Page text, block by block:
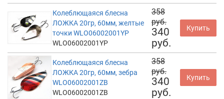
Колеблющаяся блесна
ЛОЖКА 20гр, 60мм, желтые
точки WLO06002001YP
WLO06002001YP
358
руб.
340
руб.
Купить
Колеблющаяся блесна
ЛОЖКА 20гр, 60мм, зебра
WLO06002001ZB
WLO06002001ZB
358
руб.
340
руб.
Купить